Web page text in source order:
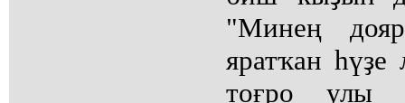
"Минең
яратҡан
тоғро улы